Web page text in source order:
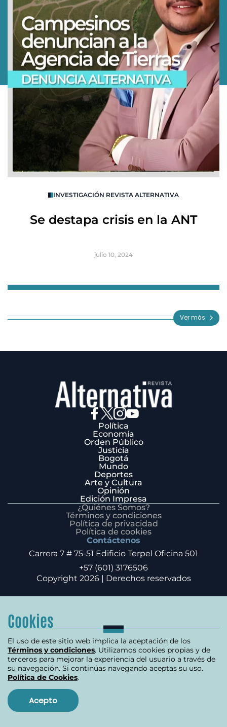
INVESTIGACIÓN REVISTA ALTERNATIVA
Se destapa crisis en la ANT
julio 10, 2024
of
3
Ver más
Política
Economía
Orden Público
Justicia
Bogotá
Mundo
Deportes
Arte y Cultura
Opinión
Edición Impresa
¿Quiénes Somos?
Términos y condiciones
Política de privacidad
Política de cookies
Contáctenos
Carrera 7 # 75-51 Edificio Terpel Oficina 501
+57 (601) 3176506
Copyright 2026 | Derechos reservados
Cookies
El uso de este sitio web implica la aceptación de los
Términos y condiciones. Utilizamos cookies propias y de
terceros para mejorar la experiencia del usuario a través de
su navegación. Si continúas navegando aceptas su uso.
Política de Cookies.
Acepto